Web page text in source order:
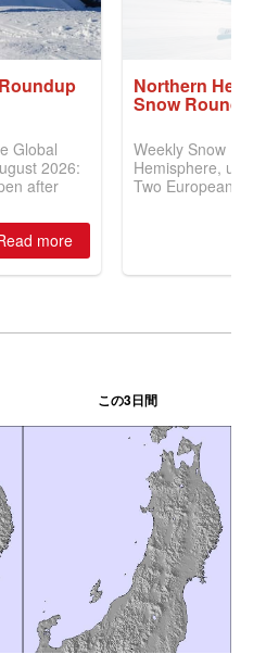
この3日間